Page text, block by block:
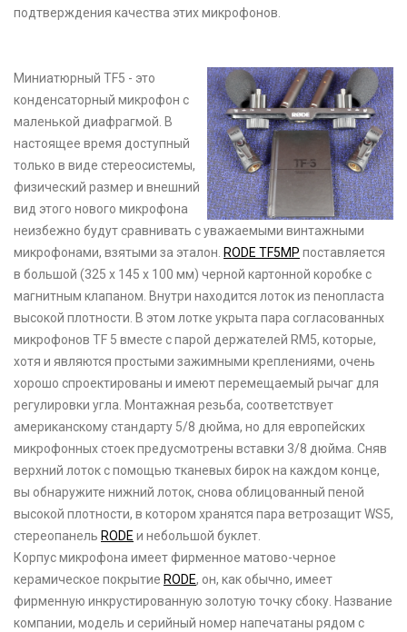
подтверждения качества этих микрофонов.
Миниатюрный TF5 - это
конденсаторный микрофон с
маленькой диафрагмой. В
настоящее время доступный
только в виде стереосистемы,
физический размер и внешний
вид этого нового микрофона
неизбежно будут сравнивать с уважаемыми винтажными
микрофонами, взятыми за эталон. RODE TF5MP поставляется
в большой (325 x 145 x 100 мм) черной картонной коробке с
магнитным клапаном. Внутри находится лоток из пенопласта
высокой плотности. В этом лотке укрыта пара согласованных
микрофонов TF 5 вместе с парой держателей RM5, которые,
хотя и являются простыми зажимными креплениями, очень
хорошо спроектированы и имеют перемещаемый рычаг для
регулировки угла. Монтажная резьба, соответствует
американскому стандарту 5/8 дюйма, но для европейских
микрофонных стоек предусмотрены вставки 3/8 дюйма. Сняв
верхний лоток с помощью тканевых бирок на каждом конце,
вы обнаружите нижний лоток, снова облицованный пеной
высокой плотности, в котором хранятся пара ветрозащит WS5,
стереопанель RODE и небольшой буклет.
Корпус микрофона имеет фирменное матово-черное
керамическое покрытие RODE, он, как обычно, имеет
фирменную инкрустированную золотую точку сбоку. Название
компании, модель и серийный номер напечатаны рядом с